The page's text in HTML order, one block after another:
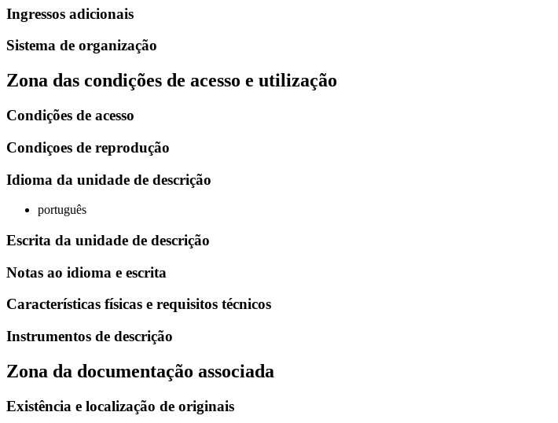
Ingressos adicionais
Sistema de organização
Zona das condições de acesso e utilização
Condições de acesso
Condiçoes de reprodução
Idioma da unidade de descrição
português
Escrita da unidade de descrição
Notas ao idioma e escrita
Características físicas e requisitos técnicos
Instrumentos de descrição
Zona da documentação associada
Existência e localização de originais